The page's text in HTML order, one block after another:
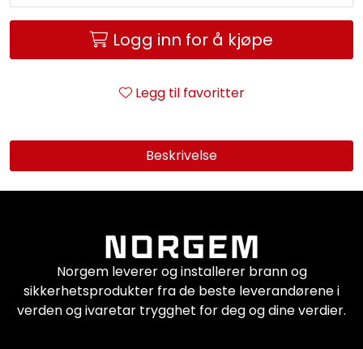
Logg inn for å kjøpe
Legg til favoritter
Beskrivelse
Norgem leverer og installerer brann og
sikkerhetsprodukter fra de beste leverandørene i
verden og ivaretar trygghet for deg og dine verdier.
Kontakt oss